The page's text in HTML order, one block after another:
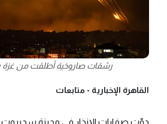
رشقات صاروخية أطلقت من غزة
القاهرة الإخبارية - متابعات
دوّت صفارات الإنذار في مدينة